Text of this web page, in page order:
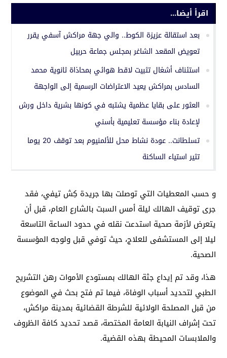
اقرأ أيضا...
بعد استقالة عزيزة الكوط.. والي جهة مراكش آسفي يقرر
تعويض المقعد الشاغر بمجلس جماعة حربيل
استئناف أشغال تثبيت لاقط هوائي بمحاذاة ثانوية محمد
السادس بمراكش يعيد الاعتراضات الرسمية إلى الواجهة
العثور على بقايا عظمية يشتبه في كونها بشرية داخل ورش
لإعادة بناء مؤسسة تعليمية بأسني
تسلطانت.. عودة نشاط محل للألمنيوم بعد توقف 20 يوما
تثير استياء الساكنة
و حسب المعطيات التي توصلت بها جريدة کِش تيفي، فقد
جرى توقيف الهالك ليلة أمس السبت بالشارع العام، قبل أن
يتعرض لأزمة صحية استدعت نقله في حدود الساعة التاسعة
ليلا إلى المستشفى للعلاج، حيث توفي قبل ولوجه المؤسسة
الصحية.
هذا، وقد تم إيداع جثة الهالك بمستودع الأموات رهن التشريح
الطبي لتحديد أسباب الوفاة، فيما تم فتح بحث في الموضوع
من قبل المصلحة الولائية للشرطة القضائية بمدينة مراكش،
تحت إشراف النيابة العامة المختصة، قصد تحديد كافة الظروف
والملابسات المحيطة بهذه القضية.